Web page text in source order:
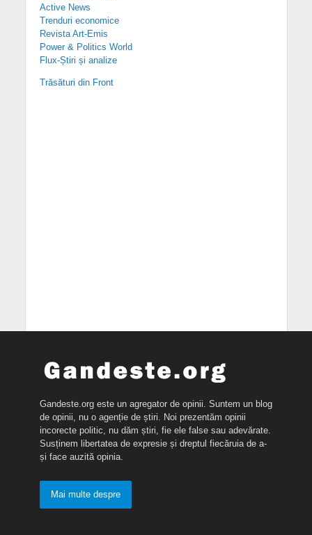
Active News
Trenduri economice
Revista Art-Emis
Power & Politics World
Flux-Știri și analize
Trăsături din Front
Gandeste.org este un agregator de opinii. Suntem un blog
de opinii, nu o agenție de știri. Noi prezentăm opinii
incorecte politic, nu dăm știri, fie ele false sau adevărate.
Susținem libertatea de expresie și dreptul fiecăruia de a-
și face auzită opinia.
Mai multe despre